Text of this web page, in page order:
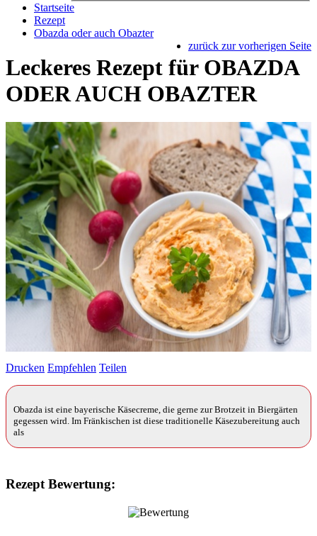
Startseite
Rezept
Obazda oder auch Obazter
zurück zur vorherigen Seite
Leckeres Rezept für OBAZDA
ODER AUCH OBAZTER
Drucken Empfehlen Teilen
Obazda ist eine bayerische Käsecreme, die gerne zur Brotzeit in Biergärten
gegessen wird. Im Fränkischen ist diese traditionelle Käsezubereitung auch
als
Rezept Bewertung: